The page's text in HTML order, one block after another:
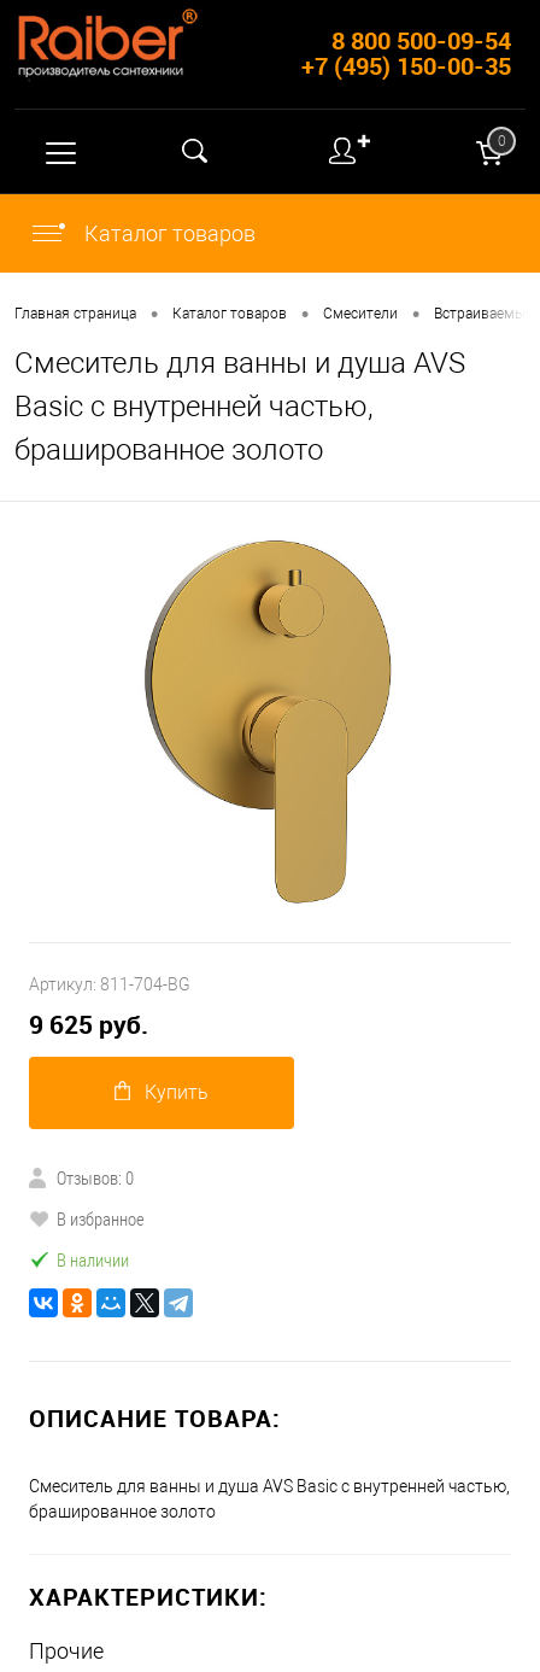
8 800 500-09-54
+7 (495) 150-00-35
✚ 0
Каталог товаров
Главная страница • Каталог товаров • Смесители • Встраиваемые
Смеситель для ванны и душа AVS
Basic с внутренней частью,
брашированное золото
Артикул: 811-704-BG
9 625 руб.
Купить
Отзывов: 0
В избранное
В наличии
ОПИСАНИЕ ТОВАРА:
Смеситель для ванны и душа AVS Basic с внутренней частью,
брашированное золото
ХАРАКТЕРИСТИКИ:
Прочие